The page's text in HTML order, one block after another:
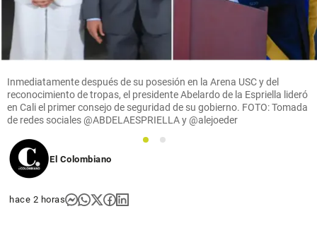
Inmediatamente después de su posesión en la Arena USC y del
reconocimiento de tropas, el presidente Abelardo de la Espriella lideró
en Cali el primer consejo de seguridad de su gobierno. FOTO: Tomada
de redes sociales @ABDELAESPRIELLA y @alejoeder
1
2
El Colombiano
hace 2 horas